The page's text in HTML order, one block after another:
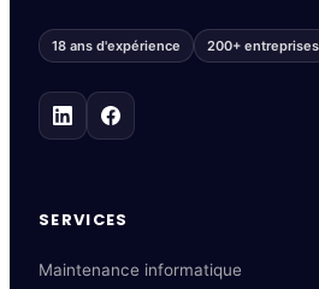
18 ans d'expérience 200+ entreprises
SERVICES
Maintenance informatique